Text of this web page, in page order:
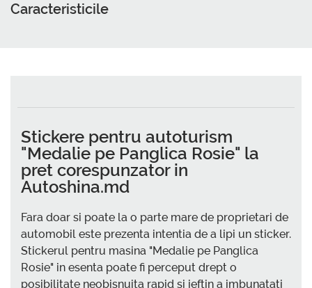
Caracteristicile
Stickere pentru autoturism
"Medalie pe Panglica Rosie" la
pret corespunzator in
Autoshina.md
Fara doar si poate la o parte mare de proprietari de
automobil este prezenta intentia de a lipi un sticker.
Stickerul pentru masina "Medalie pe Panglica
Rosie" in esenta poate fi perceput drept o
posibilitate neobisnuita rapid si ieftin a imbunatati